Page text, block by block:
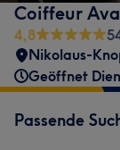
Coiffeur
4,8
Nikolaus-
Geöffnet
Passende